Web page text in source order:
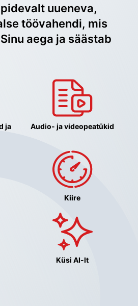
uueneva,
töövahendi, mis
aega ja säästab
ja
Audio- ja videopeatükid
Kiire
Küsi AI-lt